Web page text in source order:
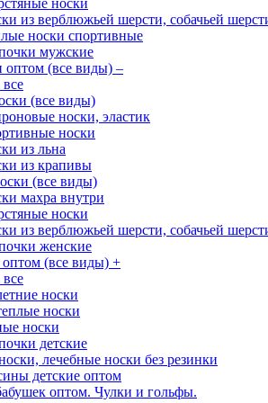
носки
из верблюжьей шерсти, собачьей
носки спортивные
мужские
оптом (все виды) –
все
(все виды)
носки, эластик
носки
из льна
из крапивы
(все виды)
махра внутри
носки
из верблюжьей шерсти, собачьей
женские
оптом (все виды) +
все
носки
носки
носки
детские
лечебные носки без резинки
детские оптом
оптом. Чулки и гольфы.